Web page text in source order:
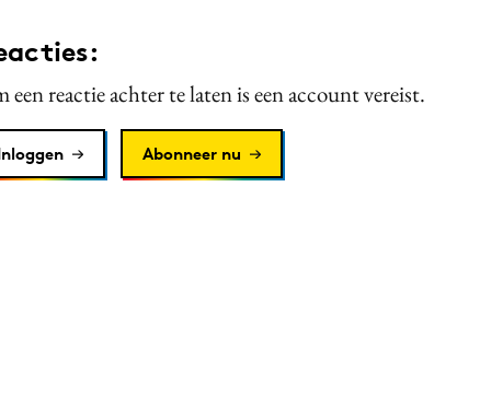
een reactie achter te laten is een account vereist.
Abonneer nu